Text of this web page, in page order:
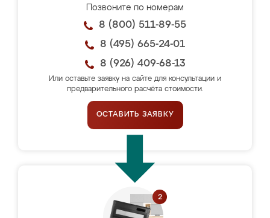
Позвоните по номерам
8 (800) 511-89-55
8 (495) 665-24-01
8 (926) 409-68-13
Или оставьте заявку на сайте для консультации и
предварительного расчёта стоимости.
ОСТАВИТЬ ЗАЯВКУ